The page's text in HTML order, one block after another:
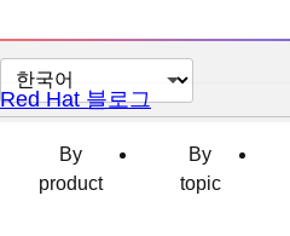
페
이
Red Hat 블로그
By
product
By
topic